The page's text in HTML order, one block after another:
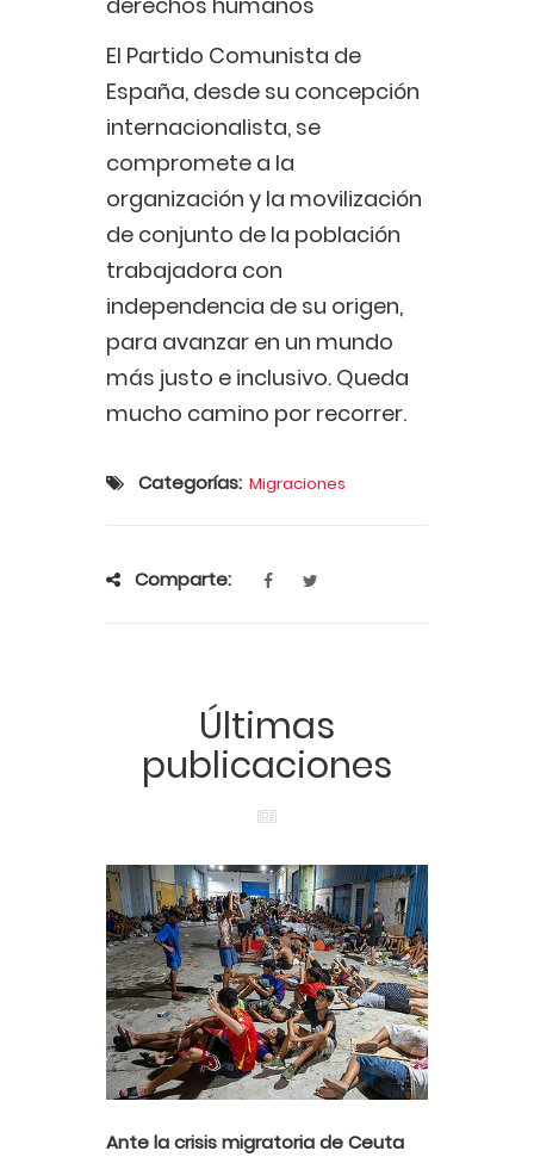
El Partido Comunista de
España, desde su concepción
internacionalista, se
compromete a la
organización y la movilización
de conjunto de la población
trabajadora con
independencia de su origen,
para avanzar en un mundo
más justo e inclusivo. Queda
mucho camino por recorrer.
Categorías: Migraciones
Comparte:
Últimas
publicaciones
Ante la crisis migratoria de Ceuta